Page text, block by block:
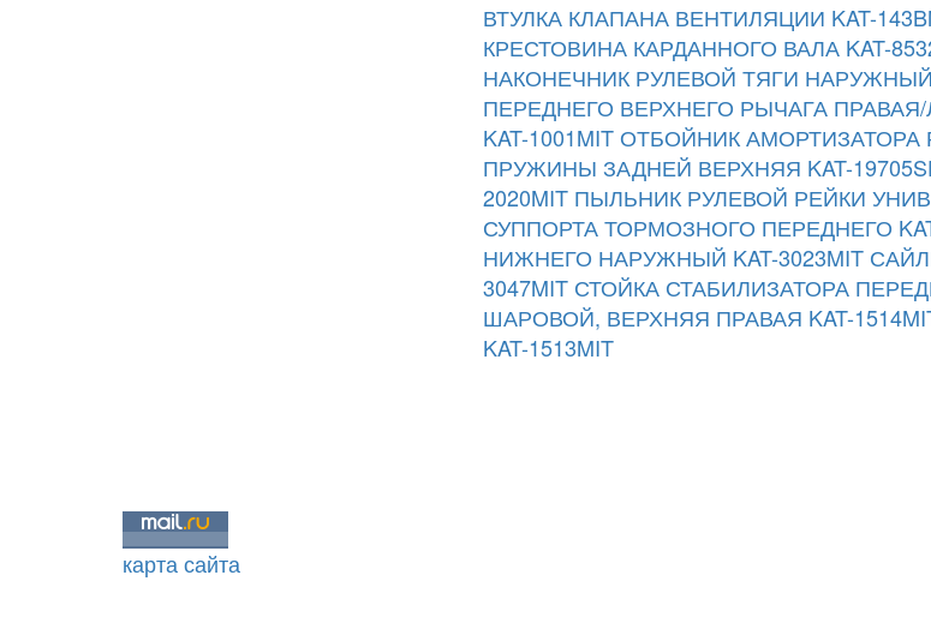
ВТУЛКА КЛАПАНА ВЕНТИЛЯЦИИ KAT-
КРЕСТОВИНА КАРДАННОГО ВАЛА KAT-
НАКОНЕЧНИК РУЛЕВОЙ ТЯГИ НАРУЖНЫЙ
ПЕРЕДНЕГО ВЕРХНЕГО РЫЧАГА ПРАВАЯ/
KAT-1001MIT ОТБОЙНИК АМОРТИЗАТОРА
ПРУЖИНЫ ЗАДНЕЙ ВЕРХНЯЯ KAT-
2020MIT ПЫЛЬНИК РУЛЕВОЙ РЕЙКИ
СУППОРТА ТОРМОЗНОГО ПЕРЕДНЕГО
НИЖНЕГО НАРУЖНЫЙ KAT-3023MIT
3047MIT СТОЙКА СТАБИЛИЗАТОРА
ШАРОВОЙ, ВЕРХНЯЯ ПРАВАЯ KAT-
KAT-1513MIT
карта сайта